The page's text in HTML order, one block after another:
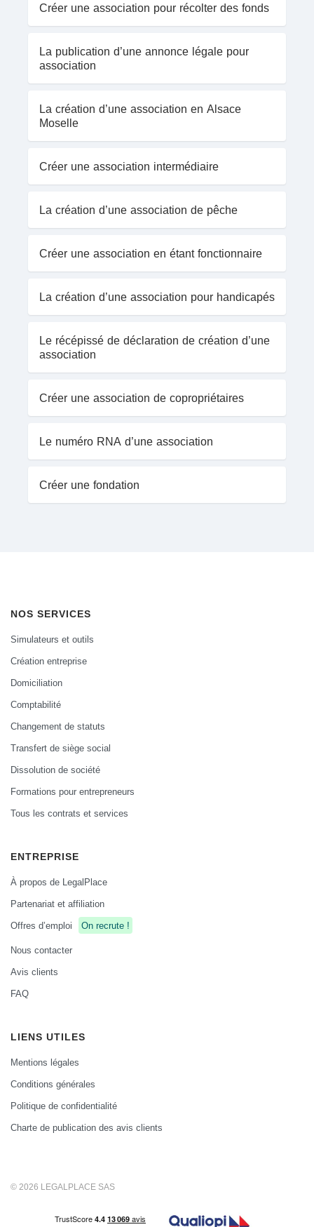
Créer une association pour récolter des fonds
La publication d’une annonce légale pour
association
La création d’une association en Alsace
Moselle
Créer une association intermédiaire
La création d’une association de pêche
Créer une association en étant fonctionnaire
La création d’une association pour handicapés
Le récépissé de déclaration de création d’une
association
Créer une association de copropriétaires
Le numéro RNA d’une association
Créer une fondation
NOS SERVICES
Simulateurs et outils
Création entreprise
Domiciliation
Comptabilité
Changement de statuts
Transfert de siège social
Dissolution de société
Formations pour entrepreneurs
Tous les contrats et services
ENTREPRISE
À propos de LegalPlace
Partenariat et affiliation
Offres d’emploi
On recrute !
Nous contacter
Avis clients
FAQ
LIENS UTILES
Mentions légales
Conditions générales
Politique de confidentialité
Charte de publication des avis clients
© 2026 LEGALPLACE SAS